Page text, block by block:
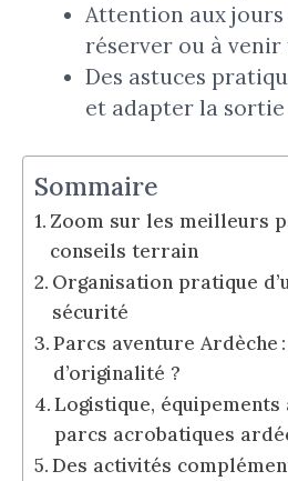
Attention aux jours
réserver ou à
Des astuces
et adapter la
Sommaire
Zoom sur les meilleurs
conseils terrain
Organisation pratique
sécurité
Parcs aventure Ardèche
d’originalité ?
Logistique,
parcs acrobatiques
Des activités